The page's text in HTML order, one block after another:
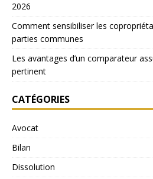
2026
Comment sensibiliser les
parties communes
Les avantages d’un comparateur
pertinent
CATÉGORIES
Avocat
Bilan
Dissolution